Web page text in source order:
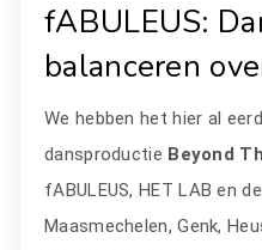
fABULEUS:
balanceren
We hebben het hier al
dansproductie Beyond
fABULEUS, HET LAB en
Maasmechelen, Genk,